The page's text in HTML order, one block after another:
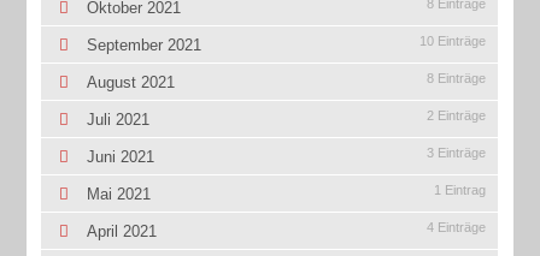
Oktober 2021 8 Einträge
September 2021 10 Einträge
August 2021 8 Einträge
Juli 2021 2 Einträge
Juni 2021 3 Einträge
Mai 2021 1 Eintrag
April 2021 4 Einträge